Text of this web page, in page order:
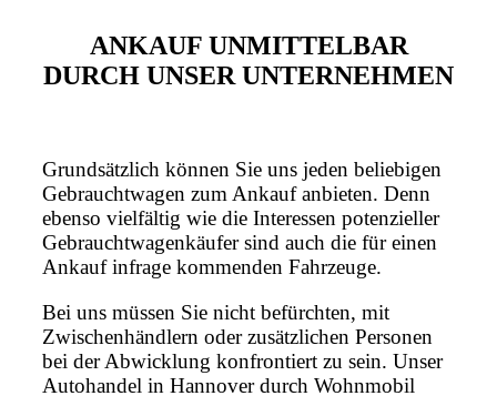
ANKAUF UNMITTELBAR
DURCH UNSER UNTERNEHMEN
Grundsätzlich können Sie uns jeden beliebigen
Gebrauchtwagen zum Ankauf anbieten. Denn
ebenso vielfältig wie die Interessen potenzieller
Gebrauchtwagenkäufer sind auch die für einen
Ankauf infrage kommenden Fahrzeuge.
Bei uns müssen Sie nicht befürchten, mit
Zwischenhändlern oder zusätzlichen Personen
bei der Abwicklung konfrontiert zu sein. Unser
Autohandel in Hannover durch Wohnmobil